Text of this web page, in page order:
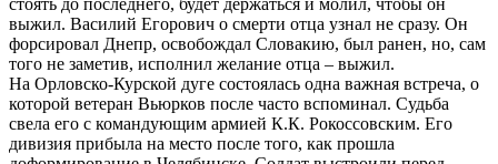
выжил. Василий Егорович о смерти отца узнал не сразу. Он
форсировал Днепр, освобождал Словакию, был ранен, но, сам
того не заметив, исполнил желание отца – выжил.
На Орловско-Курской дуге состоялась одна важная встреча, о
которой ветеран Вьюрков после часто вспоминал. Судьба
свела его с командующим армией К.К. Рокоссовским. Его
дивизия прибыла на место после того, как прошла